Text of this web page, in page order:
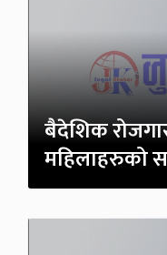
बैदेशिक
महिलाहरुको